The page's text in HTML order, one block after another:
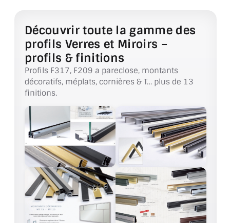
VERRIÈRE TYPE ATELIER
VERRES TEXTURÉS
PLEXIGLAS PMMA
DOUBLE VITRAGE
ACCESSOIRES & QUINCAILLERIE
CATALOGUE DE PROFILS ET FIXATION DU
VERRE
LES FIXATIONS POUR MIROIR
LES PROFILS PAROI DE VERRE
VITRINE EN VERRE
Découvrir toute la gamme des
profils Verres et Miroirs –
profils & finitions
Profils F317, F209 a pareclose, montants
décoratifs, méplats, cornières & T… plus de 13
finitions.